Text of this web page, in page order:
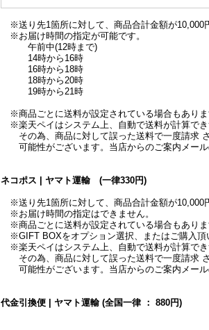
※送り先1箇所に対して、商品合計金額が10,000
※お届け時間の指定が可能です。
午前中(12時まで)
14時から16時
16時から18時
18時から20時
19時から21時
※商品ごとに送料が設定されている場合もありま
※楽天ペイはシステム上、自動で送料が計算でき
その為、商品に対して誤った送料で一度請求
可能性がございます。当店からのご案内メール
ネコポス | ヤマト運輸 (一律330円)
※送り先1箇所に対して、商品合計金額が10,000
※お届け時間の指定はできません。
※商品ごとに送料が設定されている場合もありま
※GIFT BOXをオプション選択、またはご購入頂
※楽天ペイはシステム上、自動で送料が計算でき
その為、商品に対して誤った送料で一度請求
可能性がございます。当店からのご案内メール
代金引換便 | ヤマト運輸 (全国一律 ： 880円)